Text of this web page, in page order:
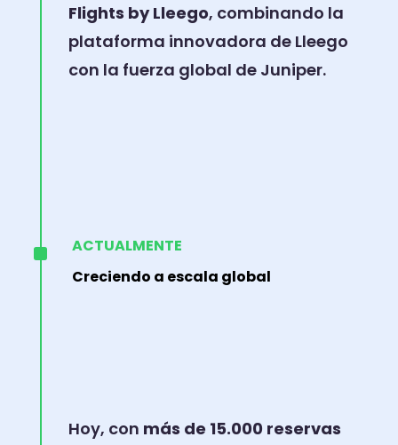
Flights by Lleego, combinando la
plataforma innovadora de Lleego
con la fuerza global de Juniper.
^
ACTUALMENTE
Creciendo a escala global
Hoy, con más de 15.000 reservas